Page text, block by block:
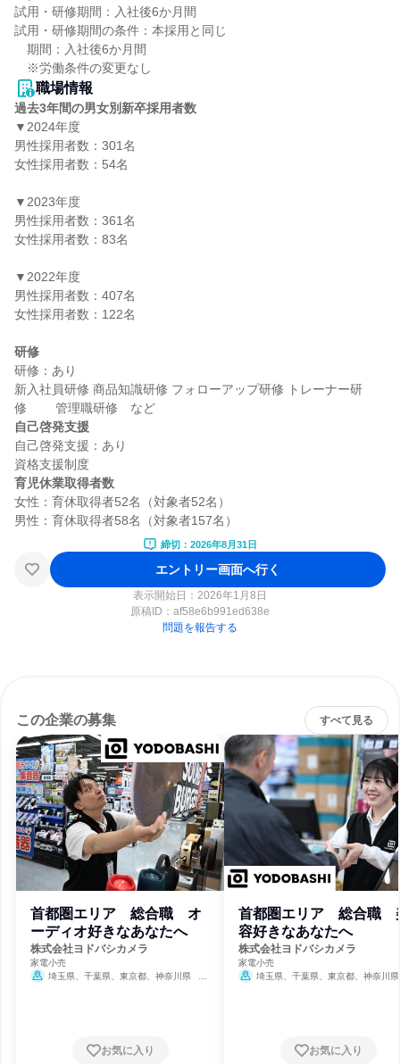
試用・研修期間：入社後6か月間
試用・研修期間の条件：本採用と同じ
期間：入社後6か月間
職場情報
過去3年間の男女別新卒採用者数
▼2024年度
男性採用者数：301名
女性採用者数：54名
▼2023年度
男性採用者数：361名
女性採用者数：83名
▼2022年度
男性採用者数：407名
女性採用者数：122名
研修
研修：あり
新入社員研修 商品知識研修 フォローアップ研修 トレーナー研
自己啓発支援
自己啓発支援：あり
育児休業取得者数
女性：育休取得者52名（対象者52名）
締切：2026年8月31日
エントリー画面へ行く
表示開始日：2026年1月8日
原稿ID： af58e6b991ed638e
問題を報告する
この企業の募集 すべて見る
首都圏エリア 総合職 オ
ーディオ好きなあなたへ
株式会社ヨドバシカメラ
家電小売
埼玉県、千葉県、東京都、神奈川県
お気に入り
首都圏エリア 総合職
容好きなあなたへ
株式会社ヨドバシカメラ
家電小売
埼玉県、千葉県、東京都、神奈川県
お気に入り